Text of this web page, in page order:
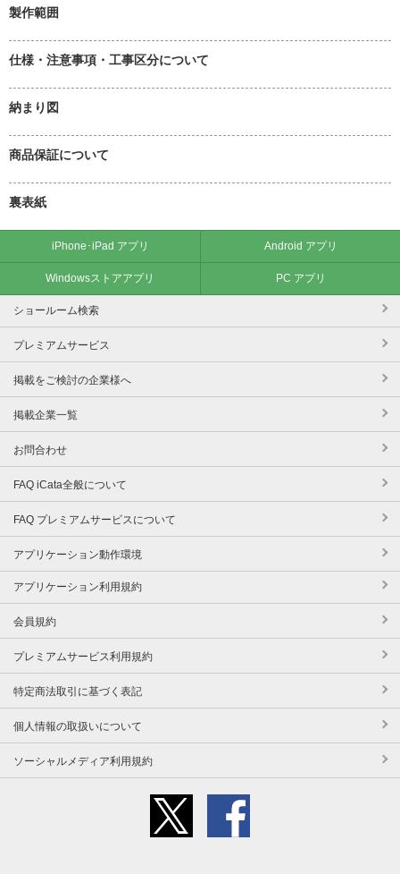
製作範囲
仕様・注意事項・工事区分について
納まり図
商品保証について
裏表紙
iPhone･iPad アプリ Android アプリ
Windowsストアアプリ PC アプリ
ショールーム検索
プレミアムサービス
掲載をご検討の企業様へ
掲載企業一覧
お問合わせ
FAQ iCata全般について
FAQ プレミアムサービスについて
アプリケーション動作環境
アプリケーション利用規約
会員規約
プレミアムサービス利用規約
特定商法取引に基づく表記
個人情報の取扱いについて
ソーシャルメディア利用規約